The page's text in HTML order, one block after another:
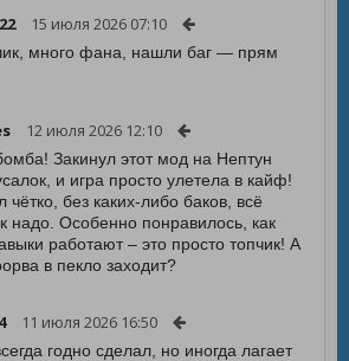
15 июля 2026 07:10
много фана, нашли баг — прям
12 июля 2026 12:10
Закинул этот мод на Нептун
и игра просто улетела в кайф!
чётко, без каких-либо баков, всё
надо. Особенно понравилось, как
работают – это просто топчик! А
в пекло заходит?
11 июля 2026 16:50
годно сделал, но иногда лагает